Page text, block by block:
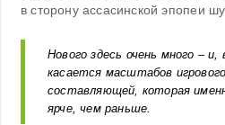
в сторону ассасинской эпопеи
Нового здесь очень много –
касается масштабов
составляющей, которая
ярче, чем раньше.